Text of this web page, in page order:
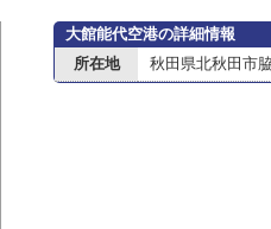
大館能代空港の詳細情報
所在地
秋田県北秋田市